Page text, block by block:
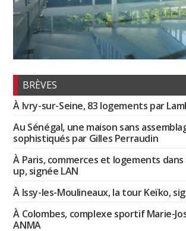
BRÈVES
À Ivry-sur-Seine, 83 logements par
Au Sénégal, une maison sans
sophistiqués par Gilles Perraudin
À Paris, commerces et logements
up, signée LAN
À Issy-les-Moulineaux, la tour Keïko,
À Colombes, complexe sportif Marie-
ANMA